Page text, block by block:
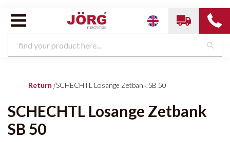
Return |SCHECHTL Losange Zetbank SB 50
SCHECHTL Losange Zetbank
SB 50